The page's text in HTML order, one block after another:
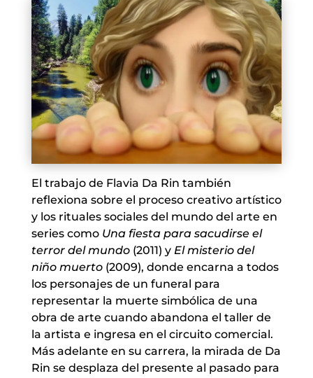
El trabajo de Flavia Da Rin también
reflexiona sobre el proceso creativo artístico
y los rituales sociales del mundo del arte en
series como Una fiesta para sacudirse el
terror del mundo(2011) y El misterio del
niño muerto(2009), donde encarna a todos
los personajes de un funeral para
representar la muerte simbólica de una
obra de arte cuando abandona el taller de
la artista e ingresa en el circuito comercial.
Más adelante en su carrera, la mirada de Da
Rin se desplaza del presente al pasado para